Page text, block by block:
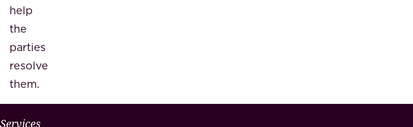
help
the
parties
resolve
them.
Services